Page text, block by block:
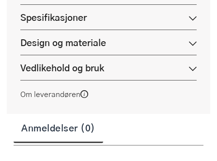
Spesifikasjoner
Design og materiale
Vedlikehold og bruk
Om leverandøren
Anmeldelser (0)